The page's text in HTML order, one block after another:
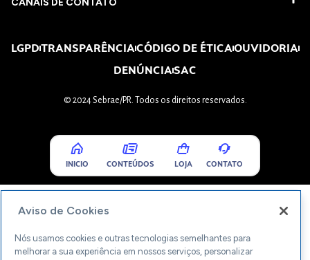
CANAIS DE CONTATO
LGPDTRANSPARÊNCIACÓDIGO DE ÉTICAOUVIDORIA
DENÚNCIASAC
© 2024 Sebrae/PR. Todos os direitos reservados.
INICIO CONTEÚDOS LOJA CONTATO
Aviso de Cookies
Nós usamos cookies e outras tecnologias semelhantes para
melhorar a sua experiência em nossos serviços, personalizar